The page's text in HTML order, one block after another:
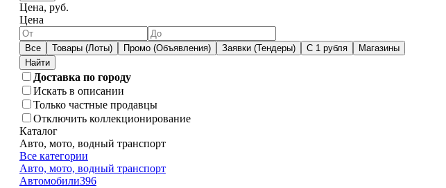
Цена, руб.
Цена
Все Товары (Лоты) Промо (Объявления) Заявки (Тендеры) С 1 рубля Магазины
Доставка по городу
Искать в описании
Только частные продавцы
Отключить коллекционирование
Каталог
Авто, мото, водный транспорт
Все категории
Авто, мото, водный транспорт
Автомобили396